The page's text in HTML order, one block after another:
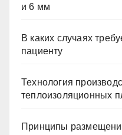
и 6 мм
В каких случаях
пациенту
Технология
теплоизоляционных
Принципы